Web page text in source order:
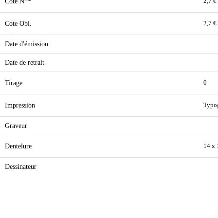
Cote Obl. 2,7 €
Date d'émission
Date de retrait
Tirage 0
Impression
Graveur
Dentelure 14 x
Dessinateur